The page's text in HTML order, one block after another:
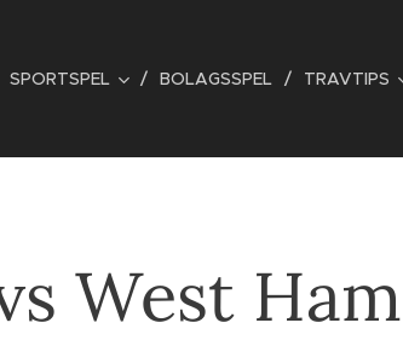
SPORTSPEL BOLAGSSPEL TRAVTIPS
West